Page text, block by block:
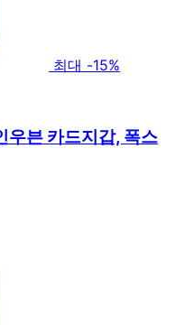
최대 -15%
븐 카드지갑, 폭스